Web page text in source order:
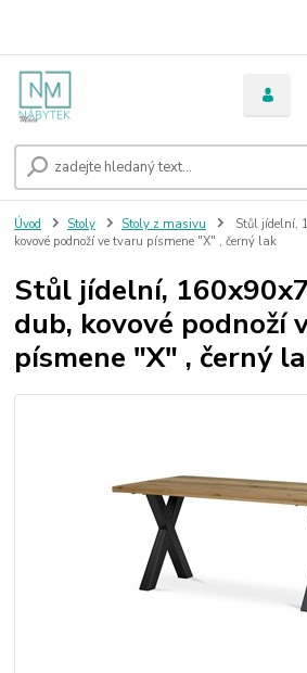
Úvod Stoly Stoly z masivu
Stůl jídelní,
kovové podnoží ve tvaru písmene "X" , černý lak
Stůl jídelní,
dub, kovové podnoží
písmene "X" , černý